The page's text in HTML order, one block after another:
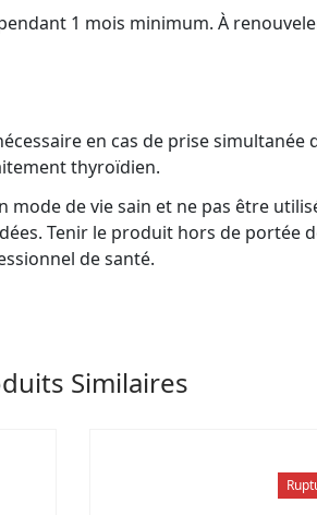
1 mois minimum. À
en cas de prise
thyroïdien.
de vie sain et ne pas être
Tenir le produit hors de portée
de santé.
Similaires